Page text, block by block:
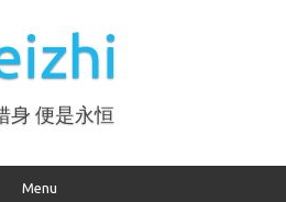
身 便是永恒
Menu